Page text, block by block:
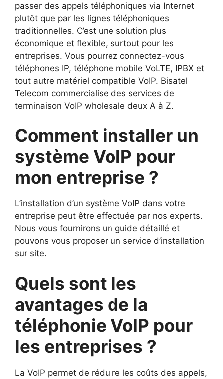
passer des appels téléphoniques via Internet
plutôt que par les lignes téléphoniques
traditionnelles. C’est une solution plus
économique et flexible, surtout pour les
entreprises. Vous pourrez connectez-vous
téléphones IP, téléphone mobile VoLTE, IPBX et
tout autre matériel compatible VoIP. Bisatel
Telecom commercialise des services de
terminaison VoIP wholesale deux A à Z.
Comment installer un
système VoIP pour
mon entreprise ?
L’installation d’un système VoIP dans votre
entreprise peut être effectuée par nos experts.
Nous vous fournirons un guide détaillé et
pouvons vous proposer un service d’installation
sur site.
Quels sont les
avantages de la
téléphonie VoIP pour
les entreprises ?
La VoIP permet de réduire les coûts des appels,